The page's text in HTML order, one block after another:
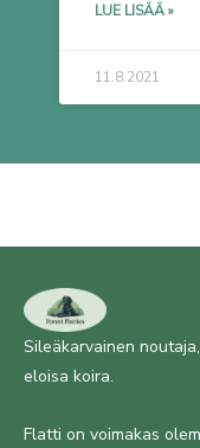
LUE LISÄÄ »
11.8.2021
Sileäkarvainen
eloisa koira.
Flatti on voimakas